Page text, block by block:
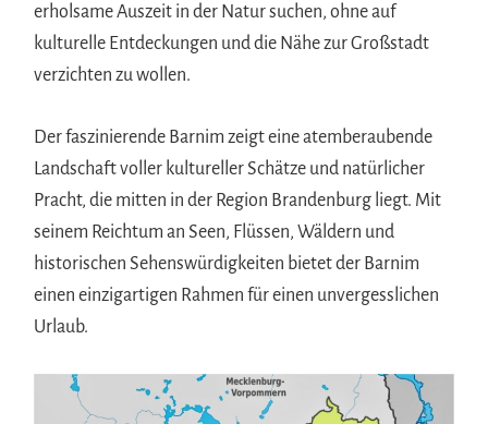
erholsame Auszeit in der Natur suchen, ohne auf
kulturelle Entdeckungen und die Nähe zur Großstadt
verzichten zu wollen.
Der faszinierende Barnim zeigt eine atemberaubende
Landschaft voller kultureller Schätze und natürlicher
Pracht, die mitten in der Region Brandenburg liegt. Mit
seinem Reichtum an Seen, Flüssen, Wäldern und
historischen Sehenswürdigkeiten bietet der Barnim
einen einzigartigen Rahmen für einen unvergesslichen
Urlaub.